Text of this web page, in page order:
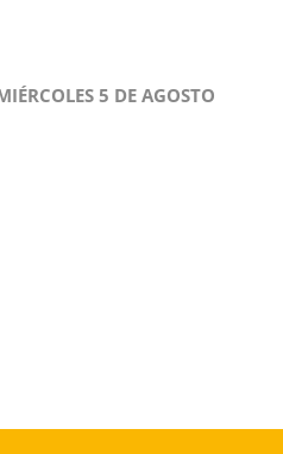
5 DE AGOSTO